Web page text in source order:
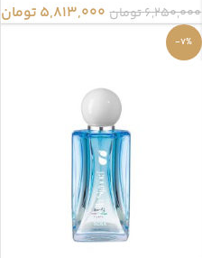
6,250,000تومان 5,813,000 تومان
-7%